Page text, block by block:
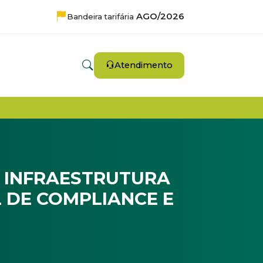
Bandeira tarifária AGO/2026
Atendimento
COMPLIANCE E
de Compliance e Integridade